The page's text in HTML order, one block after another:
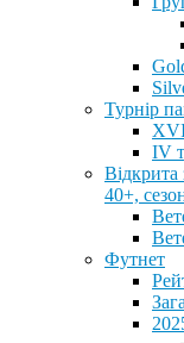
Турнір
IV
Відкрита
40+,
Футнет